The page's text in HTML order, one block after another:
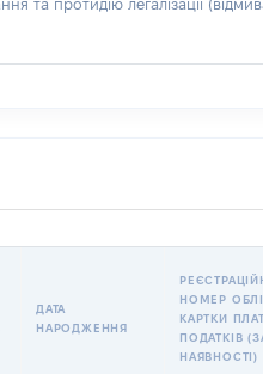
та протидію легалізації
ДАТА
НАРОДЖЕННЯ
НОМЕР
КАРТКИ
ПОДАТКІВ
НАЯВНОСТІ)